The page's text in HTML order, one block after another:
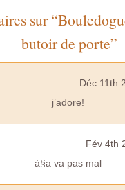
sur
butoir de porte”
Déc 11th
j’adore!
Fév 4th
à§a va pas mal